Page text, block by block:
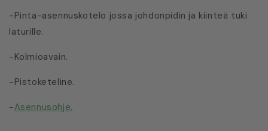
-Pinta-asennuskotelo jossa johdonpidin ja kiinteä tuki
laturille.
-Kolmioavain.
-Pistoketeline.
-Asennusohje.